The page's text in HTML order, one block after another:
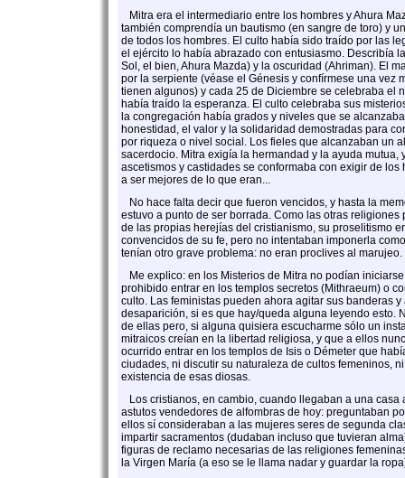
Mitra era el intermediario entre los hombres y Ahura
también comprendía un bautismo (en sangre de toro) y
de todos los hombres. El culto había sido traído por las
el ejército lo había abrazado con entusiasmo. Describía
Sol, el bien, Ahura Mazda) y la oscuridad (Ahriman). El
por la serpiente (véase el Génesis y confírmese una vez
tienen algunos) y cada 25 de Diciembre se celebraba el
había traído la esperanza. El culto celebraba sus
la congregación había grados y niveles que se
honestidad, el valor y la solidaridad demostradas para
por riqueza o nivel social. Los fieles que alcanzaban un
sacerdocio. Mitra exigía la hermandad y la ayuda mutua,
ascetismos y castidades se conformaba con exigir de los
a ser mejores de lo que eran...
No hace falta decir que fueron vencidos, y hasta la
estuvo a punto de ser borrada. Como las otras religiones
de las propias herejías del cristianismo, su proselitismo
convencidos de su fe, pero no intentaban imponerla
tenían otro grave problema: no eran proclives al marujeo.
Me explico: en los Misterios de Mitra no podían
prohibido entrar en los templos secretos (Mithraeum) o
culto. Las feministas pueden ahora agitar sus banderas
desaparición, si es que hay/queda alguna leyendo esto.
de ellas pero, si alguna quisiera escucharme sólo un
mitraicos creían en la libertad religiosa, y que a ellos
ocurrido entrar en los templos de Isis o Démeter que
ciudades, ni discutir su naturaleza de cultos femeninos,
existencia de esas diosas.
Los cristianos, en cambio, cuando llegaban a una casa
astutos vendedores de alfombras de hoy: preguntaban
ellos sí consideraban a las mujeres seres de segunda
impartir sacramentos (dudaban incluso que tuvieran
figuras de reclamo necesarias de las religiones
la Virgen María (a eso se le llama nadar y guardar la